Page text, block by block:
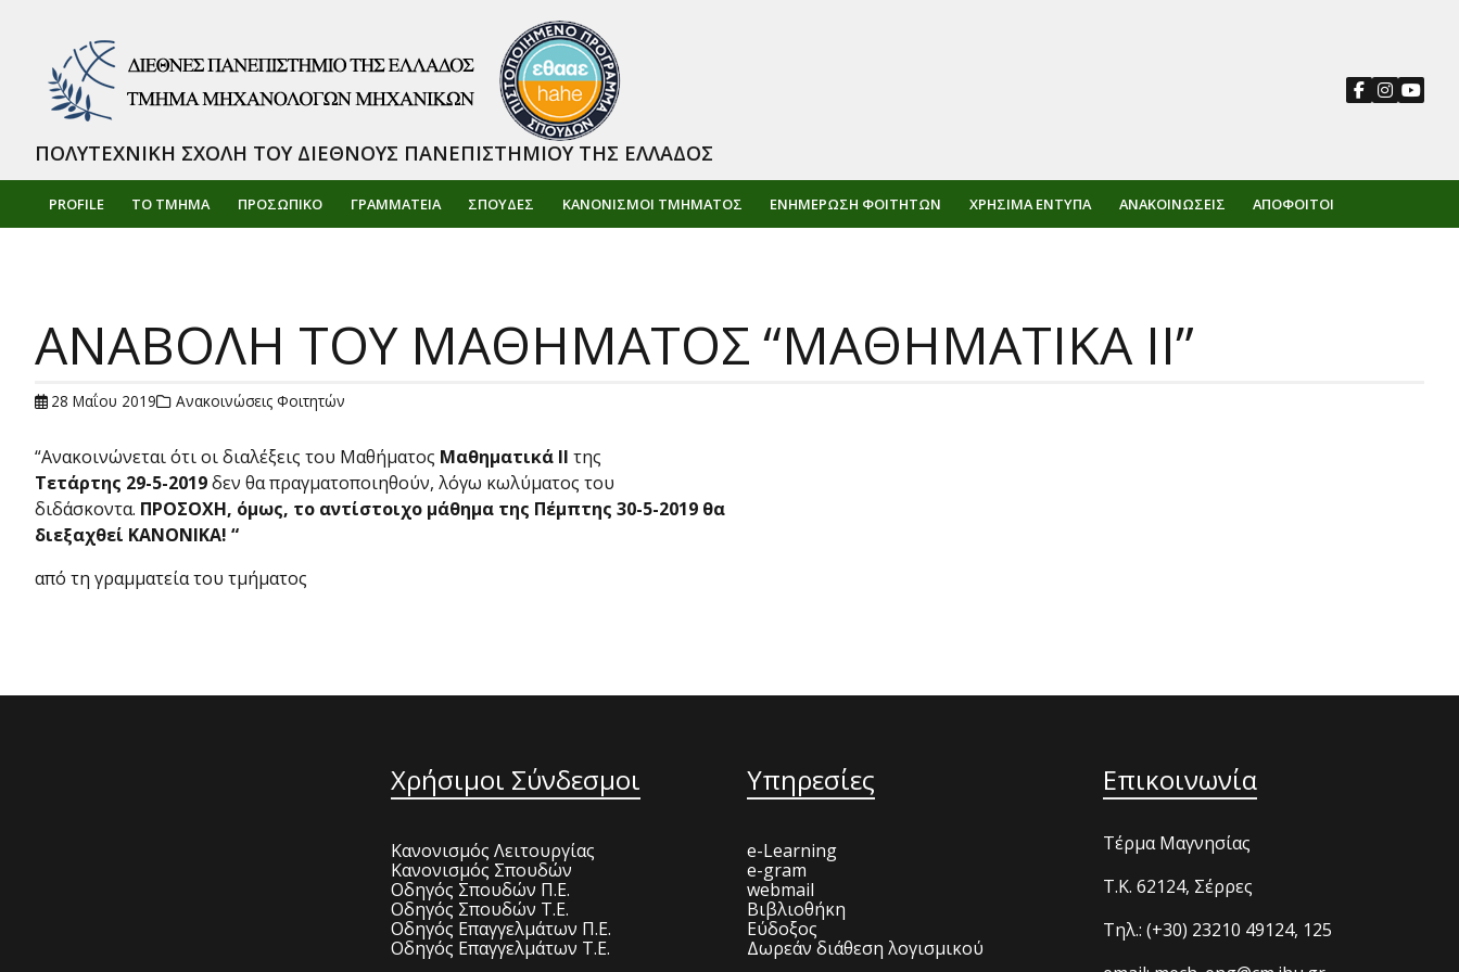
PROFILE ΤΟ ΤΜΗΜΑ ΠΡΟΣΩΠΙΚΌ ΓΡΑΜΜΑΤΕΙΑ ΣΠΟΥΔΕΣ ΚΑΝΟΝΙΣΜΟΙ ΤΜΗΜΑΤΟΣ ΕΝΗΜΈΡΩΣΗ ΦΟΙΤΗΤΏΝ ΧΡΉΣΙΜΑ ΈΝΤΥΠΑ ΑΝΑΚΟΙΝΏΣΕΙΣ ΑΠΌΦΟΙΤΟΙ
ΠΟΛΥΤΕΧΝΙΚΗ ΣΧΟΛΗ ΤΟΥ ΔΙΕΘΝΟΥΣ ΠΑΝΕΠΙΣΤΗΜΙΟΥ ΤΗΣ ΕΛΛΑΔΟΣ
ΑΝΑΒΟΛΗ ΤΟΥ ΜΑΘΗΜΑΤΟΣ “ΜΑΘΗΜΑΤΙΚΑ ΙΙ”
28 Μαΐου 2019 Ανακοινώσεις Φοιτητών
“Ανακοινώνεται ότι οι διαλέξεις του Μαθήματος Μαθηματικά ΙΙ της
Τετάρτης 29-5-2019δεν θα πραγματοποιηθούν, λόγω κωλύματος του
διδάσκοντα. ΠΡΟΣΟΧΗ, όμως, το αντίστοιχο μάθημα της Πέμπτης 30-5-2019 θα
διεξαχθεί ΚΑΝΟΝΙΚΑ! “
από τη γραμματεία του τμήματος
Χρήσιμοι Σύνδεσμοι
Κανονισμός Λειτουργίας
Κανονισμός Σπουδών
Οδηγός Σπουδών Π.Ε.
Οδηγός Σπουδών Τ.Ε.
Οδηγός Επαγγελμάτων Π.Ε.
Οδηγός Επαγγελμάτων Τ.Ε.
Υπηρεσίες
e-Learning
e-gram
webmail
Βιβλιοθήκη
Εύδοξος
Δωρεάν διάθεση λογισμικού
Επικοινωνία
Τέρμα Μαγνησίας
T.K. 62124, Σέρρες
Τηλ.: (+30) 23210 49124, 125